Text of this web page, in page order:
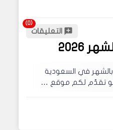
التعليقات
2026
بالشهر في السعودية